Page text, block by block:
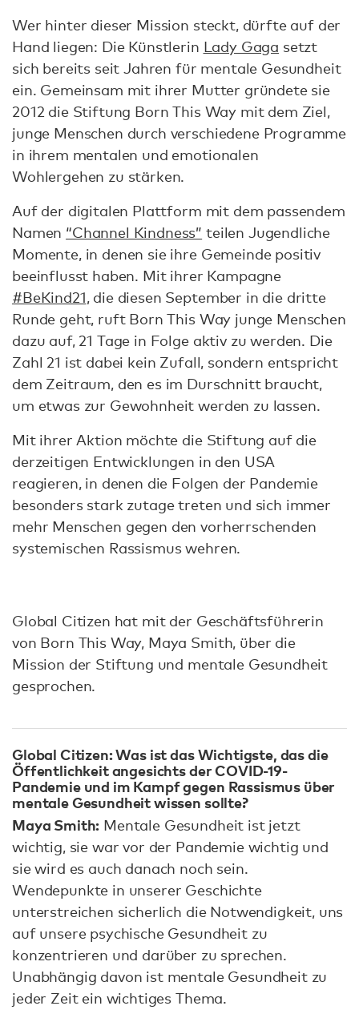
Wer hinter dieser Mission steckt, dürfte auf der
Hand liegen: Die Künstlerin Lady Gaga setzt
sich bereits seit Jahren für mentale Gesundheit
ein. Gemeinsam mit ihrer Mutter gründete sie
2012 die Stiftung Born This Way mit dem Ziel,
junge Menschen durch verschiedene Programme
in ihrem mentalen und emotionalen
Wohlergehen zu stärken.
Auf der digitalen Plattform mit dem passendem
Namen “Channel Kindness” teilen Jugendliche
Momente, in denen sie ihre Gemeinde positiv
beeinflusst haben. Mit ihrer Kampagne
#BeKind21, die diesen September in die dritte
Runde geht, ruft Born This Way junge Menschen
dazu auf, 21 Tage in Folge aktiv zu werden. Die
Zahl 21 ist dabei kein Zufall, sondern entspricht
dem Zeitraum, den es im Durschnitt braucht,
um etwas zur Gewohnheit werden zu lassen.
Mit ihrer Aktion möchte die Stiftung auf die
derzeitigen Entwicklungen in den USA
reagieren, in denen die Folgen der Pandemie
besonders stark zutage treten und sich immer
mehr Menschen gegen den vorherrschenden
systemischen Rassismus wehren.
Global Citizen hat mit der Geschäftsführerin
von Born This Way, Maya Smith, über die
Mission der Stiftung und mentale Gesundheit
gesprochen.
Global Citizen: Was ist das Wichtigste, das die
Öffentlichkeit angesichts der COVID-19-
Pandemie und im Kampf gegen Rassismus über
mentale Gesundheit wissen sollte?
Maya Smith: Mentale Gesundheit ist jetzt
wichtig, sie war vor der Pandemie wichtig und
sie wird es auch danach noch sein.
Wendepunkte in unserer Geschichte
unterstreichen sicherlich die Notwendigkeit, uns
auf unsere psychische Gesundheit zu
konzentrieren und darüber zu sprechen.
Unabhängig davon ist mentale Gesundheit zu
jeder Zeit ein wichtiges Thema.